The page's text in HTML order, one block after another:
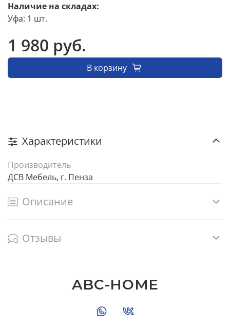
Наличие на складах:
Уфа: 1 шт.
1 980 руб.
В корзину
Характеристики
Производитель
ДСВ Мебель, г. Пенза
Описание
Отзывы
ABC-HOME